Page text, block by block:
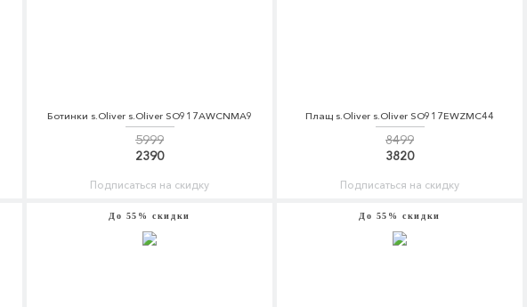
Ботинки s.Oliver s.Oliver SO917AWCNMA9
5999
2390
Подписаться на скидку
Плащ s.Oliver s.Oliver SO917EWZMC44
8499
3820
Подписаться на скидку
До 55% скидки До 55% скидки